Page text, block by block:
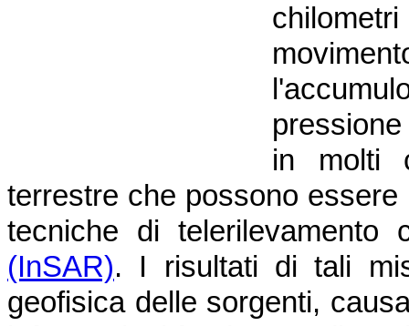
in molti
terrestre che possono
tecniche di telerilevamento
(InSAR). I risultati di tali
geofisica delle sorgenti,